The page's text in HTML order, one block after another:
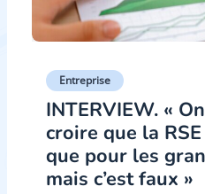
Entreprise
INTERVIEW. «
croire que la
que pour les
mais c’est faux »